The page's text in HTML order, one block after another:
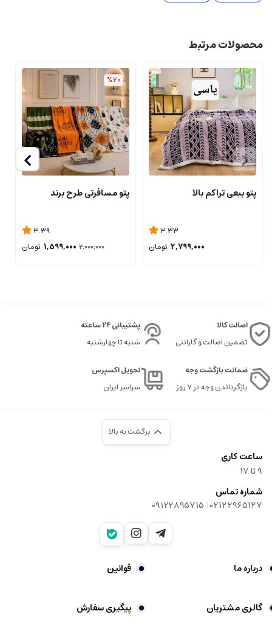
محصولات مرتبط
پتو ببعی تراکم بالا
3.33
2,799,000 تومان
%20
پتو مسافرتی طرح برند
3.39
2,000,000
1,599,000 تومان
اصالت کالا
تضمین اصالت و گارانتی
پشتیبانی 24 ساعته
شنبه تا چهارشنبه
ضمانت بازگشت وجه
بازگرداندن وجه در ۷ روز
تحویل اکسپرس
سراسر ایران
برگشت به بالا
ساعت کاری
9‌ تا ۱۷
شماره تماس
02122965127
|
09122895715
درباره ما قوانین
گالری مشتریان پیگیری سفارش